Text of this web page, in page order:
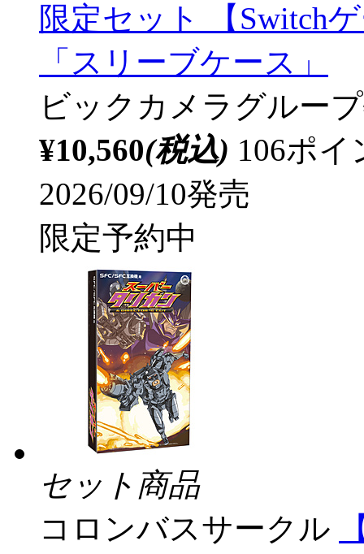
限定セット 【Switch
「スリーブケース」
ビックカメラグルー
¥10,560(税込) 106ポ
2026/09/10発売
限定予約中
セット商品
コロンバスサークル